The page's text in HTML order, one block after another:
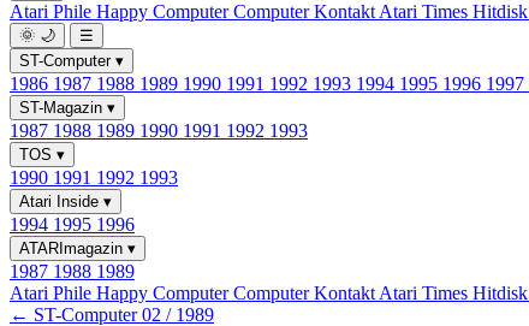
Atari Phile Happy ComputerComputer Kontakt Atari Times Hitdisk
🌞 🌙
☰
ST-Computer ▾
1986 1987 1988 1989 1990 1991 1992 1993 1994 1995 1996 1997
ST-Magazin ▾
1987 1988 1989 1990 1991 1992 1993
TOS ▾
1990 1991 1992 1993
Atari Inside ▾
1994 1995 1996
ATARImagazin ▾
1987 1988 1989
Atari Phile Happy ComputerComputer Kontakt Atari Times Hitdisk
← ST-Computer 02 / 1989